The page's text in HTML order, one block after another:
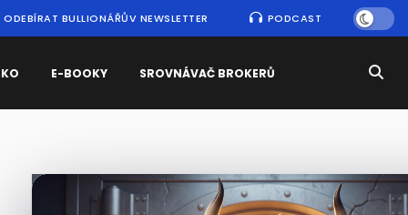
ODEBÍRAT BULLIONÁŘŮV NEWSLETTER PODCAST
E-BOOKY SROVNÁVAČ BROKERŮ
Nejčtenějšízprávy